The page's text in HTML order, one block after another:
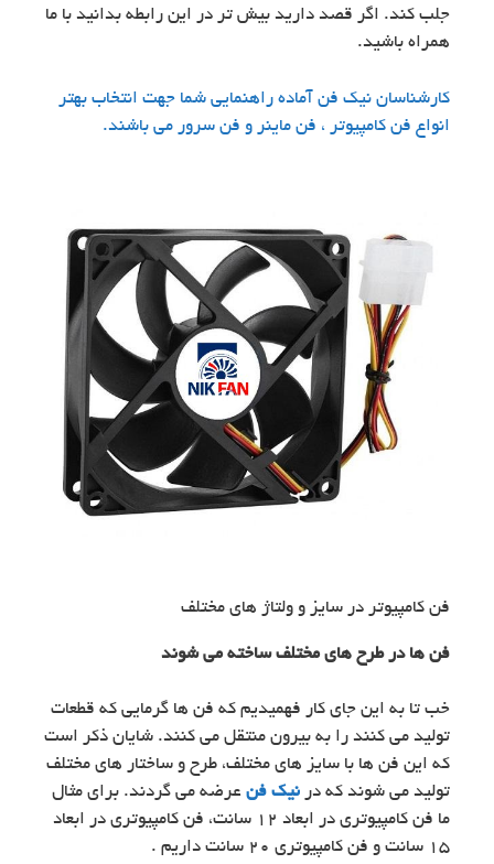
جلب کند. اگر قصد دارید بیش تر در این رابطه بدانید با ما
همراه باشید.
کارشناسان نیک فن آماده راهنمایی شما جهت انتخاب بهتر
انواع فن کامپیوتر ، فن ماینر و فن سرور می باشند.
فن کامپیوتر در سایز و ولتاژ های مختلف
فن ها در طرح های مختلف ساخته می شوند
خب تا به این جای کار فهمیدیم که فن ها گرمایی که قطعات
تولید می کنند را به بیرون منتقل می کنند. شایان ذکر است
که این فن ها با سایز های مختلف، طرح و ساختار های مختلف
تولید می شوند که در نیک فن عرضه می گردند. برای مثال
ما فن کامپیوتری در ابعاد ۱۲ سانت، فن کامپیوتری در ابعاد
۱۵ سانت و فن کامپیوتری ۲۰ سانت داریم .